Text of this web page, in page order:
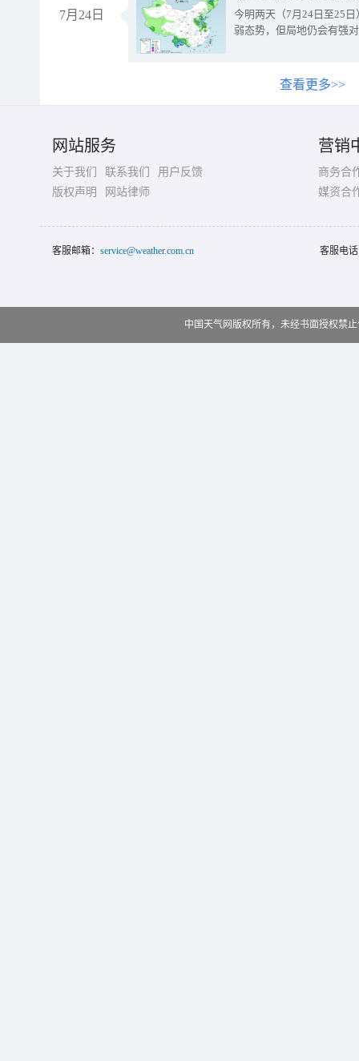
7月24日
今明两天（7月24日至25
弱态势，但局地仍会有强
查看更多>>
网站服务
关于我们 联系我们
用户反馈
版权声明
网站律师
营销
商务合
媒资合
客服邮箱： service@weather.com.cn 客服电
中国天气网版权所有，未经书面授权